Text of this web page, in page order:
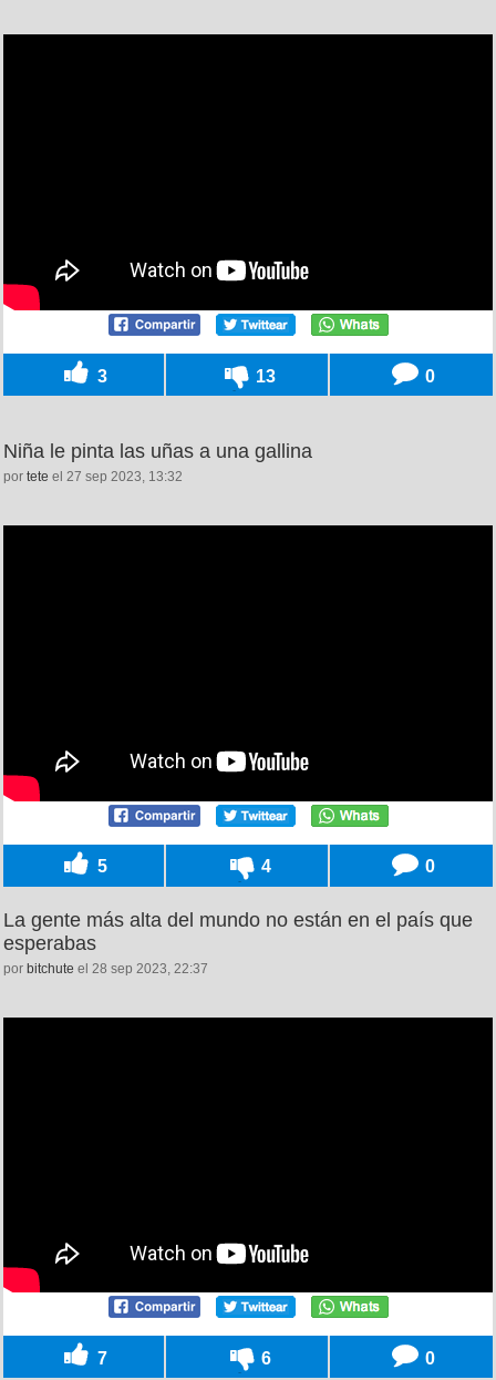
3 13 0
Niña le pinta las uñas a una gallina
por tete el 27 sep 2023, 13:32
5 4 0
La gente más alta del mundo no están en el país que
esperabas
por bitchute el 28 sep 2023, 22:37
7 6 0